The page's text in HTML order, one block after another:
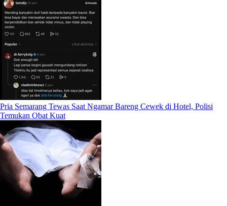
Pria Semarang Tewas Saat Ngamar Bareng Cewek di Hotel, Polisi
Temukan Obat Kuat